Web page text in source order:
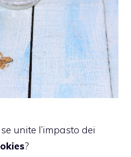
unite l’impasto dei
?